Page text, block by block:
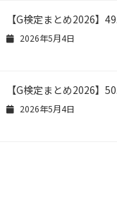
【G検定まとめ2026】
2026年5月4日
【G検定まとめ2026】
2026年5月4日